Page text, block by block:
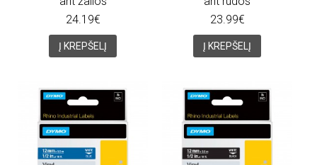
24.19€
Į KREPŠELĮ
23.99€
Į KREPŠELĮ